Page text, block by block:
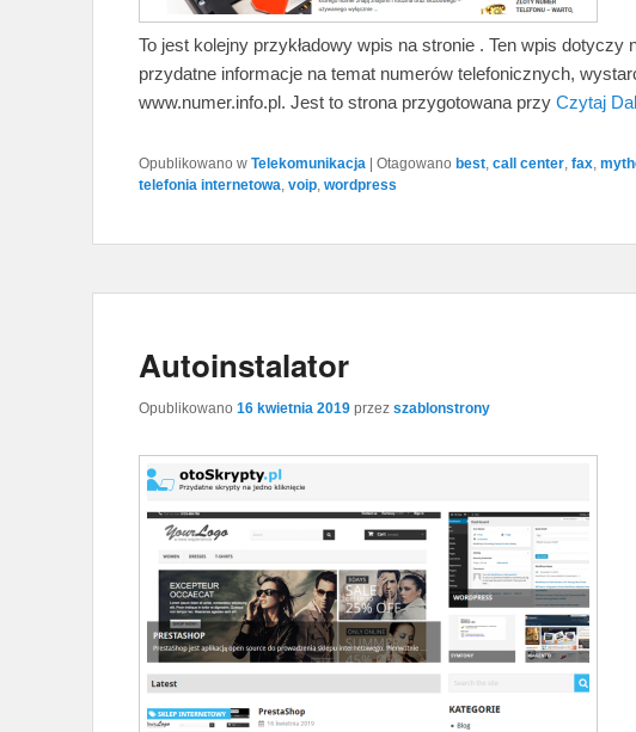
To jest kolejny przykładowy wpis na stronie . Ten wpis
przydatne informacje na temat numerów telefonicznych,
www.numer.info.pl. Jest to strona przygotowana przy Czytaj
Opublikowano w Telekomunikacja Otagowano best, call center, fax,
telefonia internetowa, voip, wordpress
Autoinstalator
Opublikowano 16 kwietnia 2019 przez szablonstrony